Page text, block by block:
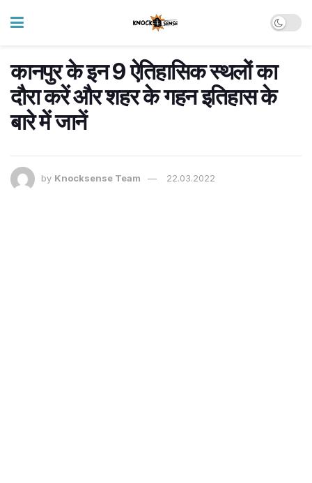
कानपुर के इन 9 ऐतिहासिक स्थलों का
दौरा करें और शहर के गहन इतिहास के
बारे में जानें
by Knocksense Team 22.03.2022